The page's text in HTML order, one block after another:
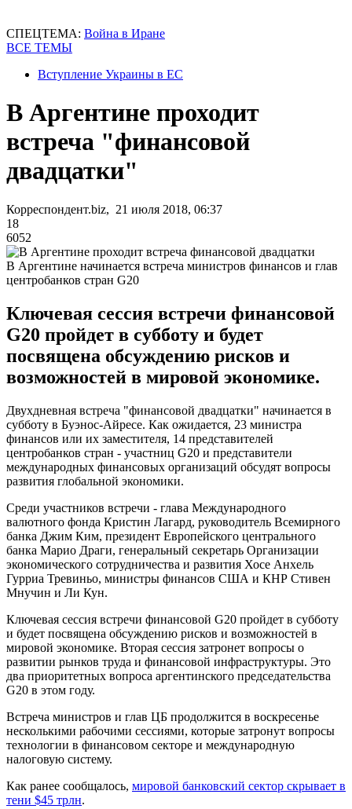
СПЕЦТЕМА: Война в Иране
ВСЕ ТЕМЫ
Вступление Украины в ЕС
В Аргентине проходит
встреча "финансовой
двадцатки"
Корреспондент.biz, 21 июля 2018, 06:37
18
6052
В Аргентине начинается встреча министров финансов и глав
центробанков стран G20
Ключевая сессия встречи финансовой
G20 пройдет в субботу и будет
посвящена обсуждению рисков и
возможностей в мировой экономике.
Двухдневная встреча "финансовой двадцатки" начинается в
субботу в Буэнос-Айресе. Как ожидается, 23 министра
финансов или их заместителя, 14 представителей
центробанков стран - участниц G20 и представители
международных финансовых организаций обсудят вопросы
развития глобальной экономики.
Среди участников встречи - глава Международного
валютного фонда Кристин Лагард, руководитель Всемирного
банка Джим Ким, президент Европейского центрального
банка Марио Драги, генеральный секретарь Организации
экономического сотрудничества и развития Хосе Анхель
Гурриа Тревиньо, министры финансов США и КНР Стивен
Мнучин и Ли Кун.
Ключевая сессия встречи финансовой G20 пройдет в субботу
и будет посвящена обсуждению рисков и возможностей в
мировой экономике. Вторая сессия затронет вопросы о
развитии рынков труда и финансовой инфраструктуры. Это
два приоритетных вопроса аргентинского председательства
G20 в этом году.
Встреча министров и глав ЦБ продолжится в воскресенье
несколькими рабочими сессиями, которые затронут вопросы
технологии в финансовом секторе и международную
налоговую систему.
Как ранее сообщалось, мировой банковский сектор скрывает в
тени $45 трлн.